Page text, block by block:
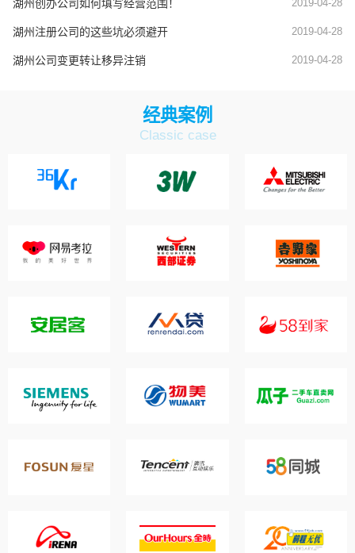
湖州创办公司如何填写经营范围！ 2019-04-28
湖州注册公司的这些坑必须避开 2019-04-28
湖州公司变更转让移异注销 2019-04-28
经典案例
Classic case